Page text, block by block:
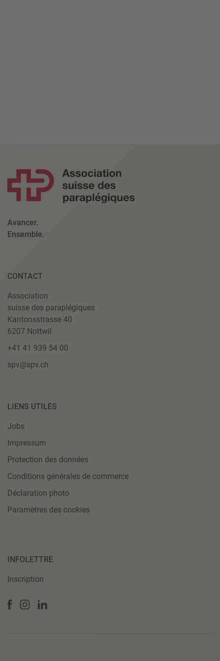
Avancer.
Ensemble.
CONTACT
Association
suisse des paraplégiques
Kantonsstrasse 40
6207 Nottwil
+41 41 939 54 00
spv@spv.ch
LIENS UTILES
Jobs
Impressum
Protection des données
Conditions générales de commerce
Déclaration photo
Paramètres des cookies
INFOLETTRE
Inscription